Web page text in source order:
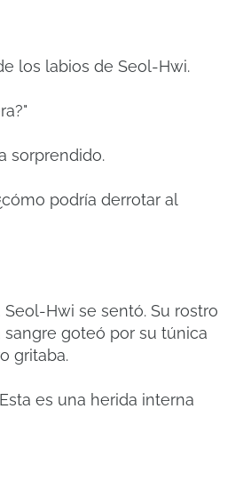
los labios de Seol-Hwi.
sorprendido.
podría derrotar al
Seol-Hwi se sentó. Su rostro
goteó por su túnica
gritaba.
es una herida interna